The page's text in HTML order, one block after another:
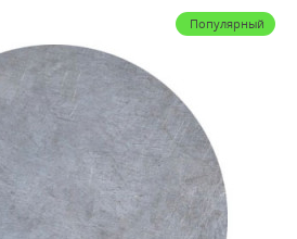
Популярный